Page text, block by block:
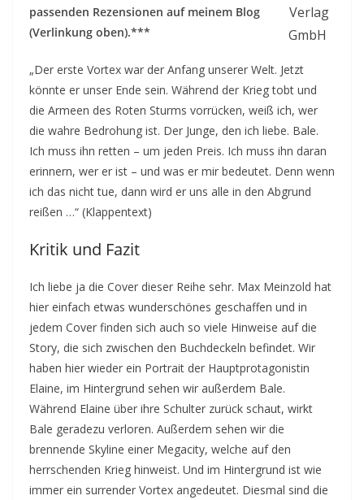
Verlag
GmbH
passenden Rezensionen auf meinem Blog
(Verlinkung oben).***
„Der erste Vortex war der Anfang unserer Welt. Jetzt
könnte er unser Ende sein. Während der Krieg tobt und
die Armeen des Roten Sturms vorrücken, weiß ich, wer
die wahre Bedrohung ist. Der Junge, den ich liebe. Bale.
Ich muss ihn retten – um jeden Preis. Ich muss ihn daran
erinnern, wer er ist – und was er mir bedeutet. Denn wenn
ich das nicht tue, dann wird er uns alle in den Abgrund
reißen …“ (Klappentext)
Kritik und Fazit
Ich liebe ja die Cover dieser Reihe sehr. Max Meinzold hat
hier einfach etwas wunderschönes geschaffen und in
jedem Cover finden sich auch so viele Hinweise auf die
Story, die sich zwischen den Buchdeckeln befindet. Wir
haben hier wieder ein Portrait der Hauptprotagonistin
Elaine, im Hintergrund sehen wir außerdem Bale.
Während Elaine über ihre Schulter zurück schaut, wirkt
Bale geradezu verloren. Außerdem sehen wir die
brennende Skyline einer Megacity, welche auf den
herrschenden Krieg hinweist. Und im Hintergrund ist wie
immer ein surrender Vortex angedeutet. Diesmal sind die